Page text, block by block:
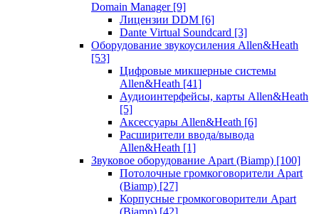
Domain Manager [9]
Лицензии DDM [6]
Dante Virtual Soundcard [3]
Оборудование звукоусиления Allen&Heath
[53]
Цифровые микшерные системы
Allen&Heath [41]
Аудиоинтерфейсы, карты Allen&Heath
[5]
Аксессуары Allen&Heath [6]
Расширители ввода/вывода
Allen&Heath [1]
Звуковое оборудование Apart (Biamp) [100]
Потолочные громкоговорители Apart
(Biamp) [27]
Корпусные громкоговорители Apart
(Biamp) [42]